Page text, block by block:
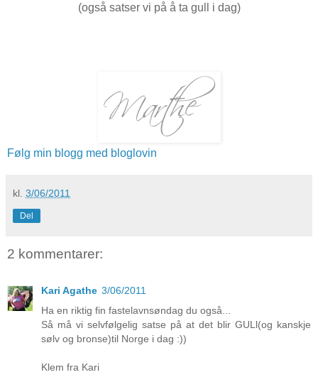
(også satser vi på å ta gull i dag)
Følg min blogg med bloglovin
kl. 3/06/2011
Del
2 kommentarer:
Kari Agathe 3/06/2011
Ha en riktig fin fastelavnsøndag du også...
Så må vi selvfølgelig satse på at det blir GULl(og kanskje
sølv og bronse)til Norge i dag :))
Klem fra Kari